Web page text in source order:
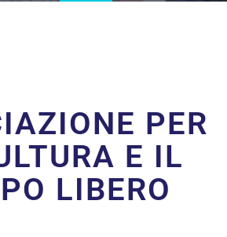
PER
E IL
LIBERO